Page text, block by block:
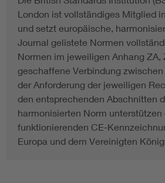
London ist vollständiges Mitglied
und setzt europäische,
Journal gelistete Normen
Normen im jeweiligen Anhang ZA,
geschaffene Verbindung
der Anforderung der jeweiligen
den entsprechenden Abschnitten
harmonisierten Norm
funktionierenden CE-
Europa und dem Vereinigten